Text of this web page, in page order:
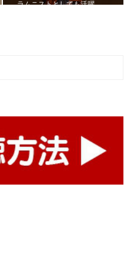
ラムニストとしても活躍…